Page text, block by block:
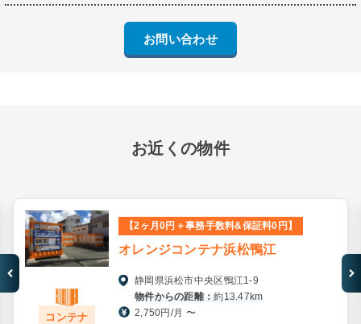
お問い合わせ
お近くの物件
コンテナ
【2ヶ月0円＋事務手数料&保証料0円】
オレンジコンテナ浜松鴨江
静岡県浜松市中央区鴨江1-9
物件からの距離：約13.47km
2,750円/月 〜